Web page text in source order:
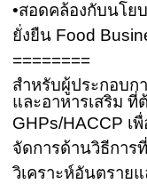
•สอดคล้องกับนโย
ยั่งยืน Food
========
สำหรับผู้ประกอบก
และอาหารเสริม
GHPs/HACCP เ
จัดการด้านวิธีการ
วิเคราะห์อันตราย